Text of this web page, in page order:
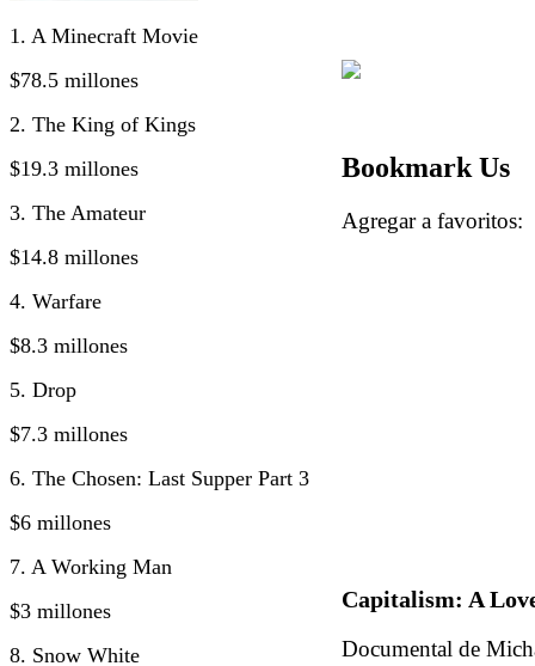
1. A Minecraft Movie
$78.5 millones
2. The King of Kings
$19.3 millones
3. The Amateur
$14.8 millones
4. Warfare
$8.3 millones
5. Drop
$7.3 millones
6. The Chosen: Last Supper Part 3
$6 millones
7. A Working Man
$3 millones
8. Snow White
Bookmark Us
Agregar a
Capitalism: A
Documental de